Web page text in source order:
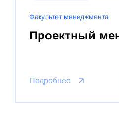
Факультет менеджмента
Проектный
Подробнее